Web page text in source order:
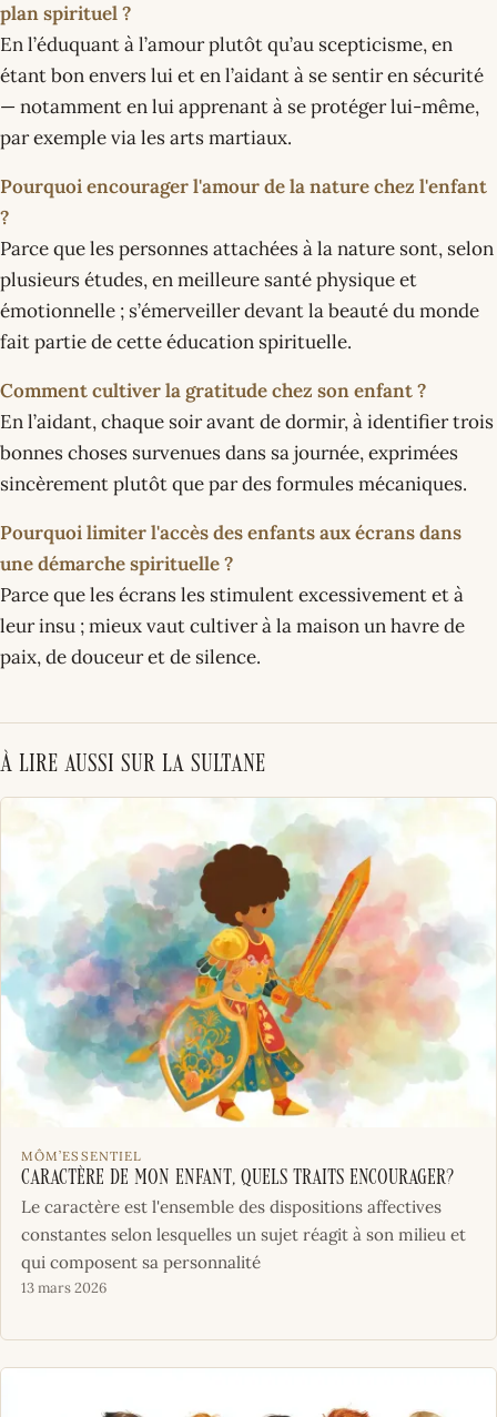
plan spirituel ?
En l’éduquant à l’amour plutôt qu’au scepticisme, en
étant bon envers lui et en l’aidant à se sentir en sécurité
— notamment en lui apprenant à se protéger lui-même,
par exemple via les arts martiaux.
Pourquoi encourager l'amour de la nature chez l'enfant
?
Parce que les personnes attachées à la nature sont, selon
plusieurs études, en meilleure santé physique et
émotionnelle ; s’émerveiller devant la beauté du monde
fait partie de cette éducation spirituelle.
Comment cultiver la gratitude chez son enfant ?
En l’aidant, chaque soir avant de dormir, à identifier trois
bonnes choses survenues dans sa journée, exprimées
sincèrement plutôt que par des formules mécaniques.
Pourquoi limiter l'accès des enfants aux écrans dans
une démarche spirituelle ?
Parce que les écrans les stimulent excessivement et à
leur insu ; mieux vaut cultiver à la maison un havre de
paix, de douceur et de silence.
À lire aussi sur La Sultane
MÔM’ESSENTIEL
Caractère de mon enfant, quels traits encourager?
Le caractère est l'ensemble des dispositions affectives
constantes selon lesquelles un sujet réagit à son milieu et
qui composent sa personnalité
13 mars 2026